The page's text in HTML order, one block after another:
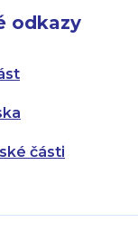
odkazy
části